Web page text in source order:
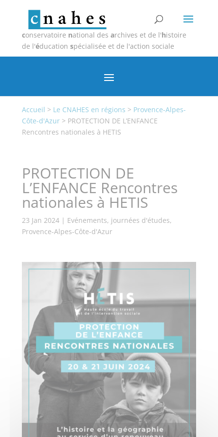
conservatoire national des archives et de l'histoire
de l'éducation spécialisée et de l'action sociale
Accueil > Le CNAHES en régions > Provence-Alpes-
Côte-d'Azur> PROTECTION DE L’ENFANCE
Rencontres nationales à HETIS
PROTECTION DE
L’ENFANCE Rencontres
nationales à HETIS
23 Jan 2024| Evénements, journées d'études,
Provence-Alpes-Côte-d'Azur